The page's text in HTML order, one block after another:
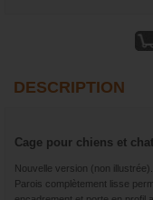
DESCRIPTION
Cage pour chiens et
Nouvelle version (non illustrée).
Parois complètement lisse